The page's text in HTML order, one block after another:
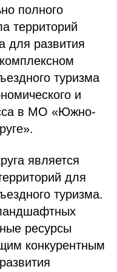
полного
территорий
для развития
туризма
и
в МО «Южно-
является
для
туризма.
ресурсы
конкурентным